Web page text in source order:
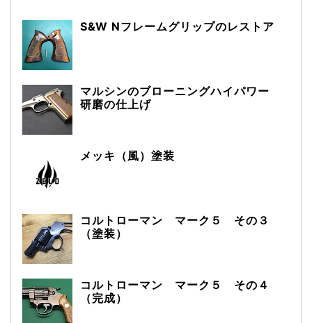
S&W Nフレームグリップのレストア
マルシンのブローニングハイパワー
研磨の仕上げ
メッキ（風）塗装
コルトローマン マーク５ その３
（塗装）
コルトローマン マーク５ その４
（完成）